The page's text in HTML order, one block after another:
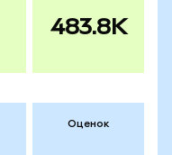
483.8K
Оценок